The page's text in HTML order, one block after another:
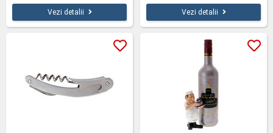
Vezi detalii Vezi detalii